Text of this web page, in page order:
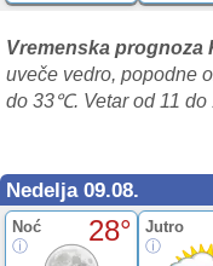
Vremenska prognoza
uveče vedro, popodne
do 33℃. Vetar od 11 do
Nedelja 09.08.
Noć 28° Jutro